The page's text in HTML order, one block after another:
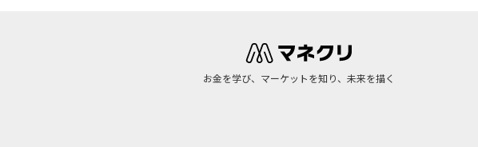
お金を学び、マーケットを知り、未来を描く